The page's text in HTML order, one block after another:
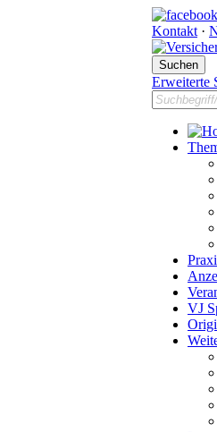
Kontakt ·
Erweiterte
VJ